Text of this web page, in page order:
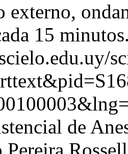
externo,
15
de